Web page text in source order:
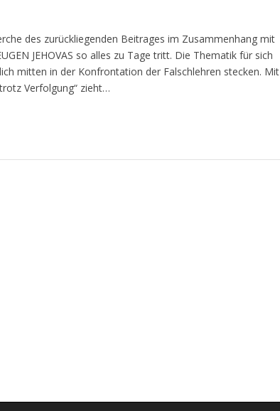
des zurückliegenden Beitrages im Zusammenhang mit
JEHOVAS so alles zu Tage tritt. Die Thematik für sich
mitten in der Konfrontation der Falschlehren stecken. Mit
Verfolgung“ zieht…